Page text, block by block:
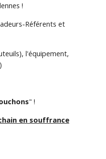
!
Référents et
l'équipement,
" !
en souffrance